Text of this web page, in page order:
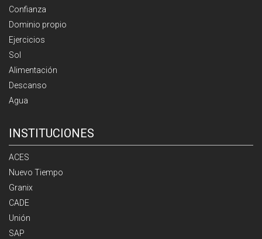
Confianza
Dominio propio
Ejercicios
Sol
Alimentación
Descanso
Agua
INSTITUCIONES
ACES
Nuevo Tiempo
Granix
CADE
Unión
SAP